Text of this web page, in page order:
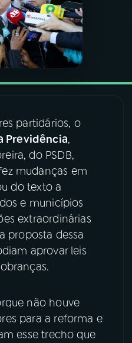
Facebook
X
partidários, o
Previdência,
do PSDB,
mudanças em
do texto a
e municípios
extraordinárias
proposta dessa
aprovar leis
não houve
para a reforma e
esse trecho que